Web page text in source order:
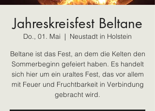
Jahreskreisfest Beltane
Do., 01. Mai
  |
Neustadt in Holstein
Beltane ist das Fest, an dem die Kelten den
Sommerbeginn gefeiert haben. Es handelt
sich hier um ein uraltes Fest, das vor allem
mit Feuer und Fruchtbarkeit in Verbindung
gebracht wird.